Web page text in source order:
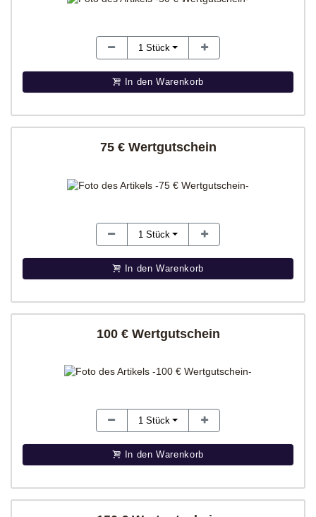
1 Stück
In den Warenkorb
75 € Wertgutschein
1 Stück
In den Warenkorb
100 € Wertgutschein
1 Stück
In den Warenkorb